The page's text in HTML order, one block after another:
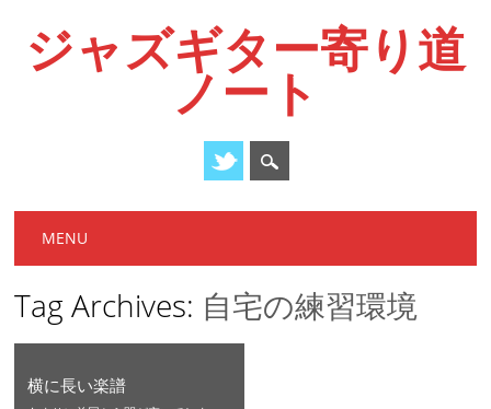
ジャズギター寄り道
ノート
Main menu
MENU
Tag Archives: 自宅の練習環境
横に長い楽譜